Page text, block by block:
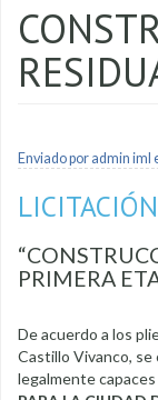
Enviado por admin iml
PRIMERA
De acuerdo a los
Castillo Vivanco, se
legalmente